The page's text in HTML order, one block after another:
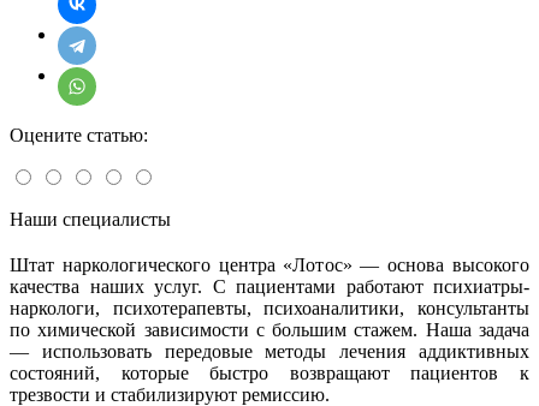
Оцените статью:
Наши специалисты
Штат наркологического центра «Лотос» — основа высокого
качества наших услуг. С пациентами работают психиатры-
наркологи, психотерапевты, психоаналитики, консультанты
по химической зависимости с большим стажем. Наша задача
— использовать передовые методы лечения аддиктивных
состояний, которые быстро возвращают пациентов к
трезвости и стабилизируют ремиссию.